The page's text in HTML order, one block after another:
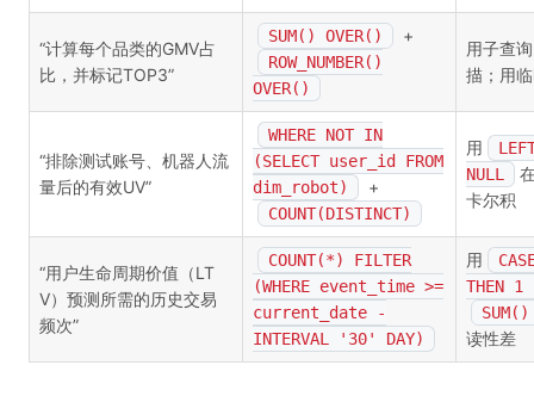
“计算每个品类的GMV占
比，并标记TOP3”
SUM() OVER() +
ROW_NUMBER()
OVER()
用子查
描；用
“排除测试账号、机器人流
量后的有效UV”
WHERE NOT IN
(SELECT user_id FROM
dim_robot)
+
COUNT(DISTINCT)
用
NULL
卡尔积
“用户生命周期价值（LT
V）预测所需的历史交易
频次”
COUNT(*) FILTER
(WHERE event_time >=
current_date -
INTERVAL '30' DAY)
用
THEN 1
SUM()
读性差